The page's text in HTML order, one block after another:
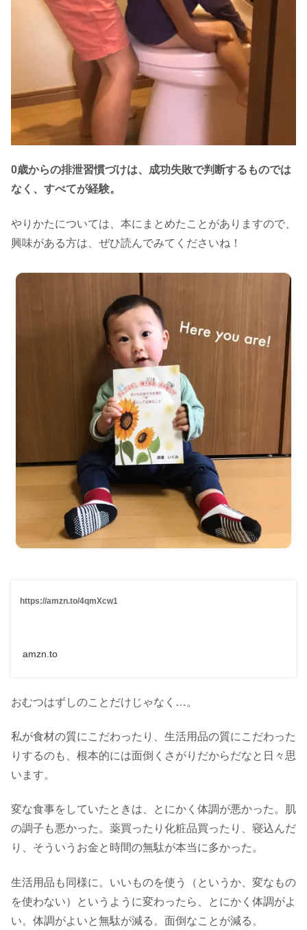
0歳からの排泄習慣づけは、成功失敗で判断するものでは
なく、すべてが経験。
やりかたについては、本にまとめたことがありますので、
興味がある方は、ぜひ読んでみてくださいね！
https://amzn.to/4qmXcw1
amzn.to
おむつはずしのことだけじゃなく…。
私が食材の質にこだわったり、生活用品の質にこだわった
りするのも、根本的には面倒くさがりだからだなと日々思
います。
変な食事をしていたときは、とにかく体調が悪かった。肌
の調子も悪かった。薬買ったり化粧品買ったり、寝込んだ
り、そういうお金と時間の無駄が本当に多かった。
生活用品も同様に。いいものを使う（というか、変なもの
を使わない）というように変わったら、とにかく体調がよ
い。体調がよいと無駄が減る。面倒なことが減る。